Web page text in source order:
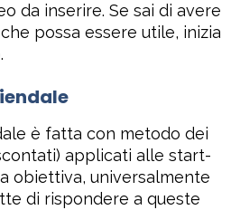
da inserire. Se sai di avere
possa essere utile, inizia
è fatta con metodo dei
applicati alle start-
obiettiva, universalmente
di rispondere a queste